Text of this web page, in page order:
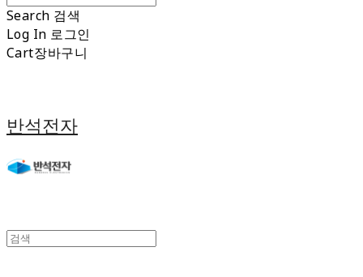
Search 검색
Log In 로그인
Cart장바구니
반석전자